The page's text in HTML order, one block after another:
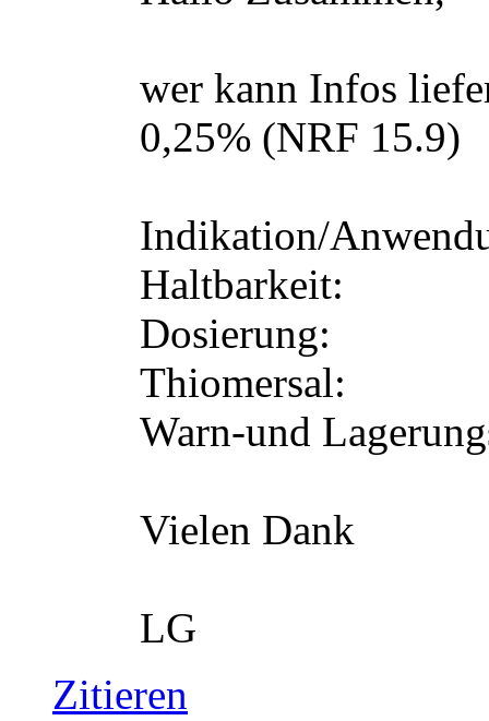
Zinksulfat-
Hallo Zusammen,
wer kann Infos
0,25% (NRF 15.9)
Haltbarkeit:
Thiomersal:
Warn-und